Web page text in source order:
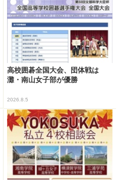
高校囲碁全国大会、団体戦は
灘・南山女子部が優勝
2026.8.5